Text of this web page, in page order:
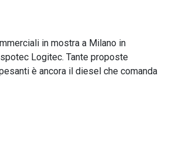
in mostra a Milano in
Logitec. Tante proposte
è ancora il diesel che comanda